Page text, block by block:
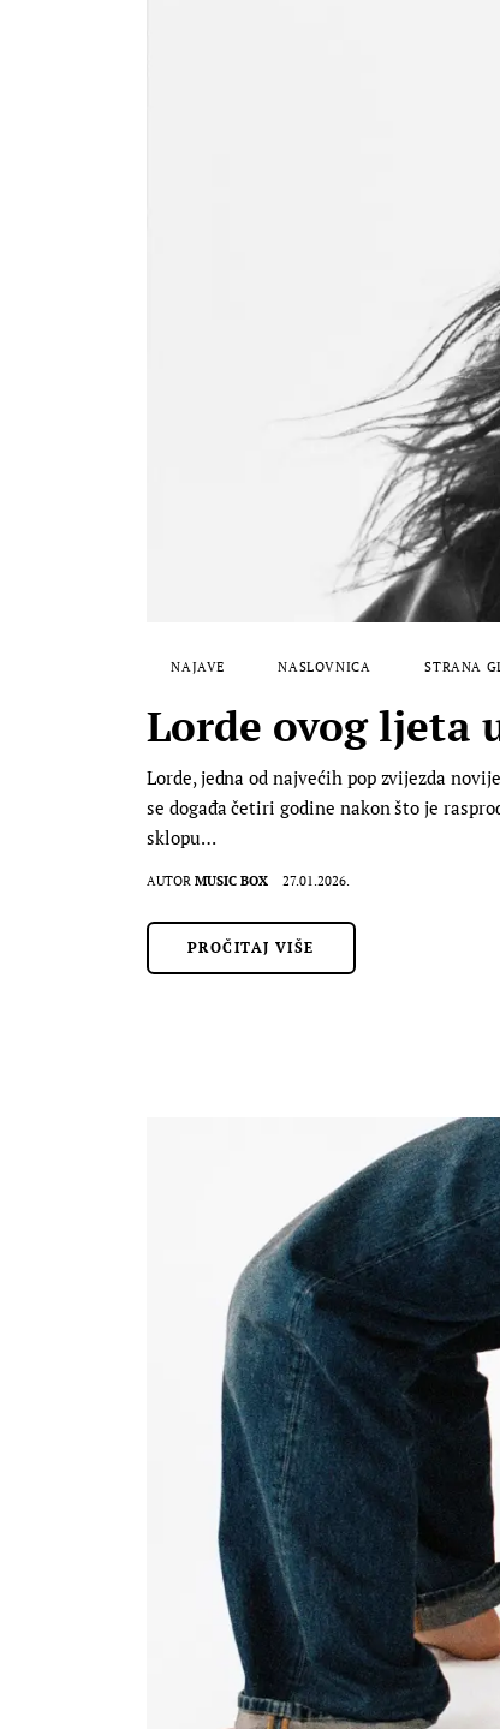
NAJAVE NASLOVNICA STRANA
Lorde ovog ljeta
Lorde, jedna od najvećih pop zvijezda
se događa četiri godine nakon što je
sklopu…
AUTOR MUSIC BOX 27.01.2026.
PROČITAJ VIŠE